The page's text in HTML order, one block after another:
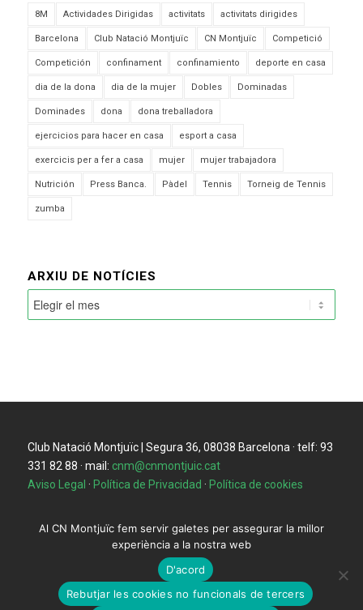
8M Actividades Dirigidas activitats activitats dirigides
Barcelona Club Natació Montjuïc CN Montjuïc Competició
Competición confinament confinamiento deporte en casa
dia de la dona dia de la mujer Dobles Dominadas
Dominades dona dona treballadora
ejercicios para hacer en casa esport a casa
exercicis per a fer a casa mujer mujer trabajadora
Nutrición Press Banca. Pàdel Tennis Torneig de Tennis
zumba
ARXIU DE NOTÍCIES
Club Natació Montjuïc | Segura 36, 08038 Barcelona · telf: 93
331 82 88 · mail: cnm@cnmontjuic.cat
Aviso Legal · Política de Privacidad · Política de cookies
Al CN Montjuïc fem servir galetes per assegurar la millor
experiència a la nostra web
D'acord
Rebutjar les cookies no funcionals de tercers